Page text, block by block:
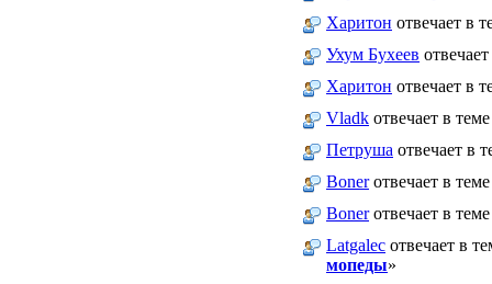
Харитон отвечает в
Ухум Бухеев
Харитон отвечает в
Vladk отвечает в
Петруша отвечает в
Bonerотвечает в
Bonerотвечает в
Latgalec отвечает в
мопеды»